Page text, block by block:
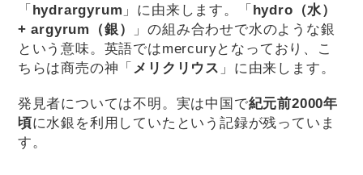
「 hydrargyrum 」に由来します。「 hydro（水）
+ argyrum（銀）
」の組み合わせで水のような銀
という意味。英語ではmercuryとなっており、こ
ちらは商売の神「 メリクリウス 」に由来します。
発見者については不明。実は中国で紀元前2000年
頃に水銀を利用していたという記録が残っていま
す。